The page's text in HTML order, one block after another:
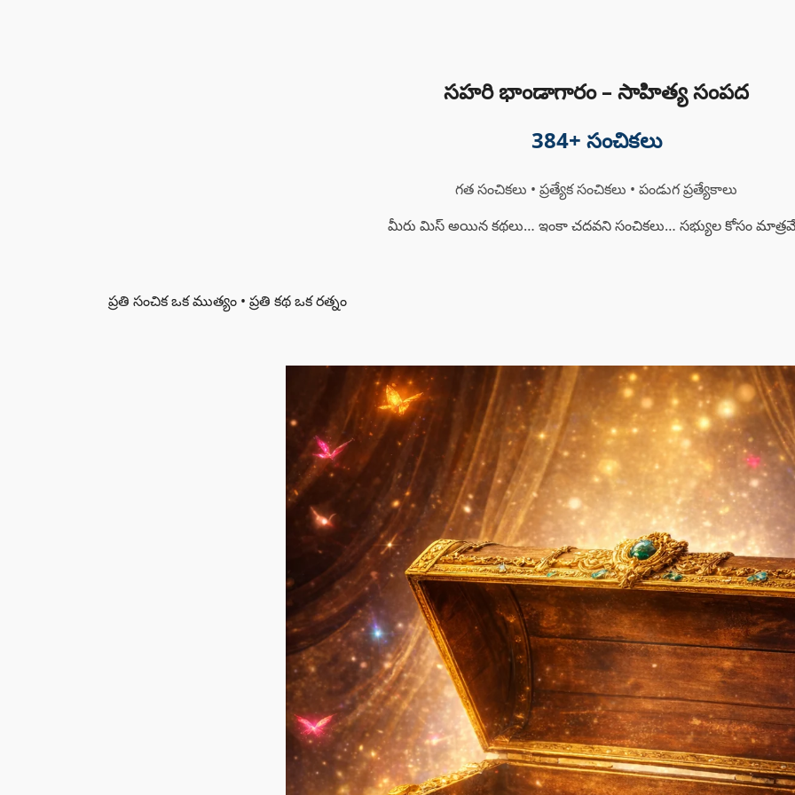
సహరి భాండాగారం – సాహిత్య సంపద
384+ సంచికలు
గత సంచికలు • ప్రత్యేక సంచికలు • పండుగ ప్రత్యేకాలు
మీరు మిస్ అయిన కథలు… ఇంకా చదవని సంచికలు… సభ్యుల కోసం
ప్రతి సంచిక ఒక ముత్యం • ప్రతి కథ ఒక రత్నం